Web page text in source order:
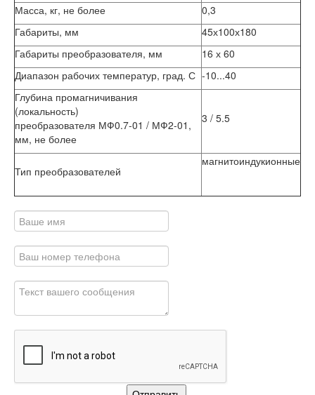
Масса, кг, не более
0,3
Габариты, мм
45х100х180
Габариты преобразователя, мм
16 х 60
Диапазон рабочих температур, град. С -10...40
Глубина промагничивания
(локальность)
преобразователя МФ0.7-01 / МФ2-01,
мм, не более
3 / 5.5
Тип преобразователей
магнитоиндукионные